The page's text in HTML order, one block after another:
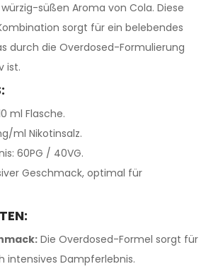
süßen Aroma von Cola. Diese
sorgt für ein belebendes
durch die Overdosed-Formulierung
ist.
ml Flasche.
ml Nikotinsalz.
60PG / 40VG.
Geschmack, optimal für
Die Overdosed-Formel sorgt für
intensives Dampferlebnis.